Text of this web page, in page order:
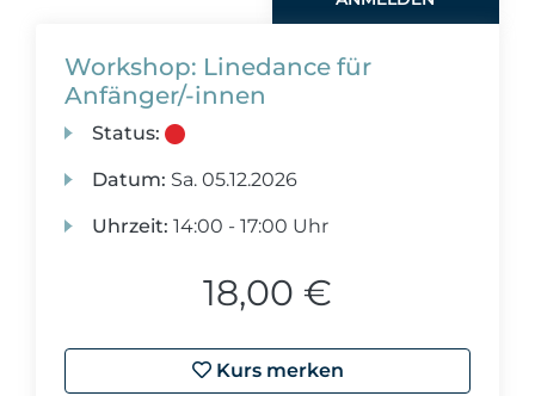
Workshop: Linedance für
Anfänger/-innen
Status:
Datum: Sa. 05.12.2026
Uhrzeit: 14:00 - 17:00 Uhr
18,00 €
Kurs merken